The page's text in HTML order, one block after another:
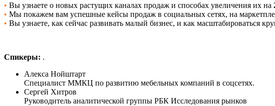
• Вы узнаете о новых растущих каналах продаж и способах увеличения их на
• Мы покажем вам успешные кейсы продаж в социальных сетях, на
• Вы узнаете, как сейчас развивать малый бизнес, и как масштабироваться
Спикеры: .
Алекса Нойштарт
Специалист ММКЦ по развитию мебельных компаний в соцсетях.
Сергей Хитров
Руководитель аналитической группы РБК Исследования рынков